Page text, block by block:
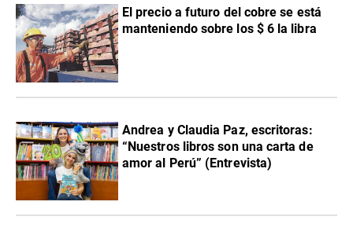
El precio a futuro del cobre se está
manteniendo sobre los $ 6 la libra
Andrea y Claudia Paz, escritoras:
“Nuestros libros son una carta de
amor al Perú” (Entrevista)